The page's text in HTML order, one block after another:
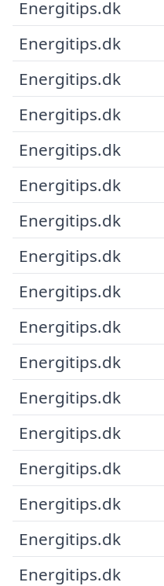
Energitips.dk
Energitips.dk
Energitips.dk
Energitips.dk
Energitips.dk
Energitips.dk
Energitips.dk
Energitips.dk
Energitips.dk
Energitips.dk
Energitips.dk
Energitips.dk
Energitips.dk
Energitips.dk
Energitips.dk
Energitips.dk
Energitips.dk